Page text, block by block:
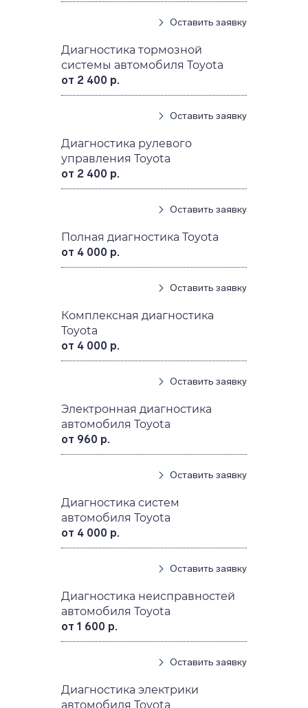
Оставить заявку
Диагностика тормозной
системы автомобиля Toyota
от 2 400 р.
Оставить заявку
Диагностика рулевого
управления Toyota
от 2 400 р.
Оставить заявку
Полная диагностика Toyota
от 4 000 р.
Оставить заявку
Комплексная диагностика
Toyota
от 4 000 р.
Оставить заявку
Электронная диагностика
автомобиля Toyota
от 960 р.
Оставить заявку
Диагностика систем
автомобиля Toyota
от 4 000 р.
Оставить заявку
Диагностика неисправностей
автомобиля Toyota
от 1 600 р.
Оставить заявку
Диагностика электрики
автомобиля Toyota